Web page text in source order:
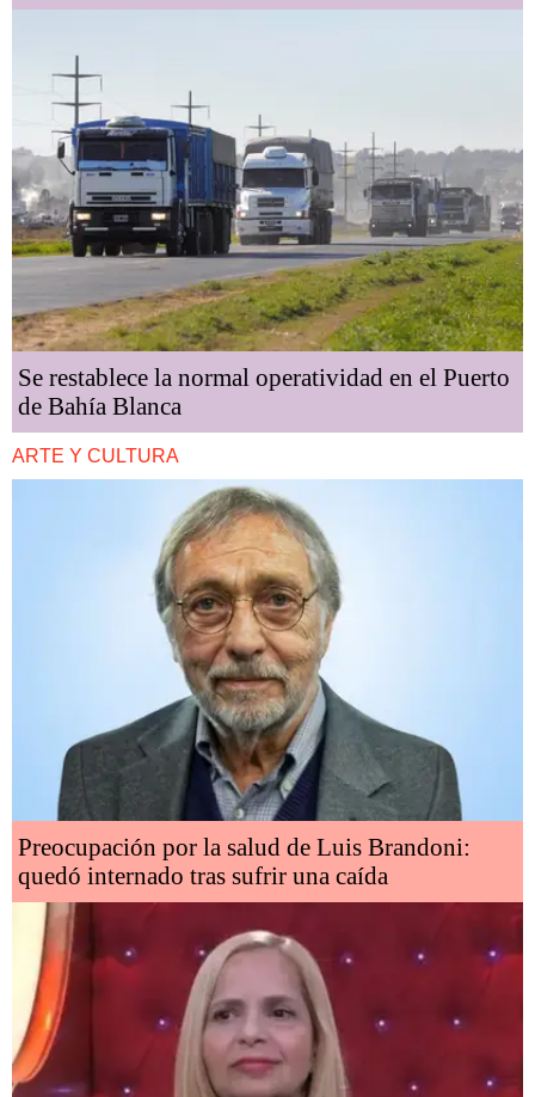
Se restablece la normal operatividad en el Puerto
de Bahía Blanca
ARTE Y CULTURA
Preocupación por la salud de Luis Brandoni:
quedó internado tras sufrir una caída